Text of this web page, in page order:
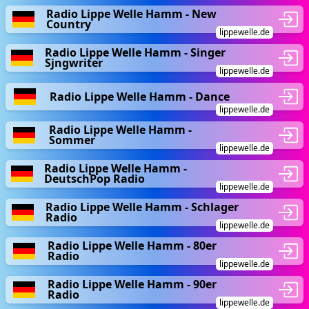
Radio Lippe Welle Hamm - New
Country
lippewelle.de
Radio Lippe Welle Hamm - Singer
Sjngwriter
lippewelle.de
Radio Lippe Welle Hamm - Dance
lippewelle.de
Radio Lippe Welle Hamm -
Sommer
lippewelle.de
Radio Lippe Welle Hamm -
DeutschPop Radio
lippewelle.de
Radio Lippe Welle Hamm - Schlager
Radio
lippewelle.de
Radio Lippe Welle Hamm - 80er
Radio
lippewelle.de
Radio Lippe Welle Hamm - 90er
Radio
lippewelle.de